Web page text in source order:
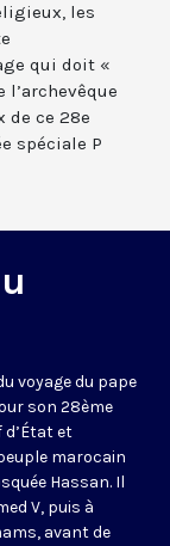
les
qui doit «
l’archevêque
de ce 28e
spéciale P
voyage du pape
son 28ème
et
marocain
Hassan. Il
V, puis à
avant de